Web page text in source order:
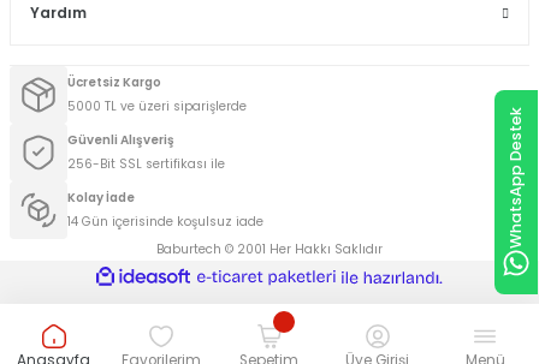
Yardım
Ücretsiz Kargo
5000 TL ve üzeri siparişlerde
Güvenli Alışveriş
256-Bit SSL sertifikası ile
Kolay İade
14 Gün içerisinde koşulsuz iade
Baburtech © 2001 Her Hakkı Saklıdır
WhatsApp Destek
Anasayfa Favorilerim Sepetim Üye Girişi Menü
ideasoft
e-
hazırlandı.